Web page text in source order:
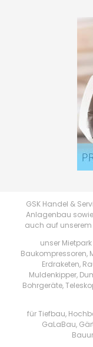
GSK Handel &
Anlagenbau
auch auf
unser
Baukompressoren,
Erdraketen,
Muldenkipper,
Bohrgeräte,
für Tiefbau,
GaLaBau,